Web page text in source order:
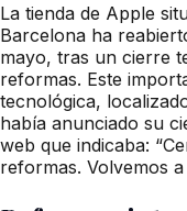
La tienda de Apple
Barcelona ha
mayo, tras un cierre
reformas. Este
tecnológica,
había anunciado su
web que indicaba:
reformas. Volvemos